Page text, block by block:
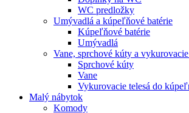
WC predložky
Umývadlá a kúpeľňové batérie
Kúpeľňové batérie
Umývadlá
Vane, sprchové kúty a vykurovacie
Sprchové kúty
Vane
Vykurovacie telesá do
Malý nábytok
Komody